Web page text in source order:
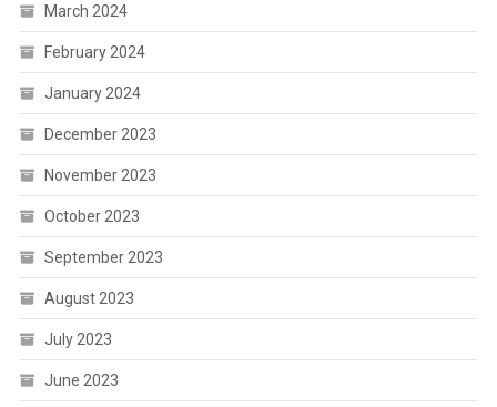
March 2024
February 2024
January 2024
December 2023
November 2023
October 2023
September 2023
August 2023
July 2023
June 2023